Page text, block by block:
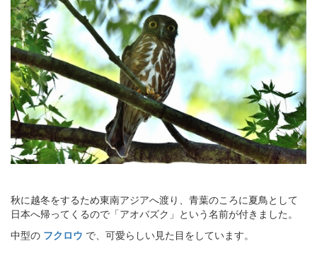
秋に越冬をするため東南アジアへ渡り、青葉のころに夏鳥として
日本へ帰ってくるので「アオバズク」という名前が付きました。
中型の フクロウ で、可愛らしい見た目をしています。